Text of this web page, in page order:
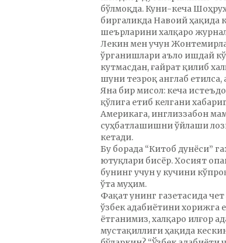
бўлмоқда. Куни-кеча
биргаликда Навоий ҳақида
шеърларини халқаро
Лекин мен учун
ўрганишлари аъло ишдай
кутмасдан, ғайрат қилиб
шуни тезроқ англаб
Яна бир мисол: кеча
қўлига етиб келгани
Америкага, инглиззабон
суҳбатлашишни ўйлаши
кетади.
Бу борада “Китоб дунёси”
ютуқлари бисёр. Хосият
бунинг учун у кучини
ўта муҳим.
Фақат унинг газетасида
ўзбек адабиётини хорижга
ётганимиз, халқаро илғор
мустақиллиги ҳақида